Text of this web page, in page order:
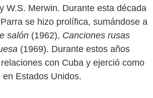
W.S. Merwin. Durante esta década
se hizo prolífica, sumándose a
salón (1962), Canciones rusas
(1969). Durante estos años
con Cuba y ejerció como
Estados Unidos.